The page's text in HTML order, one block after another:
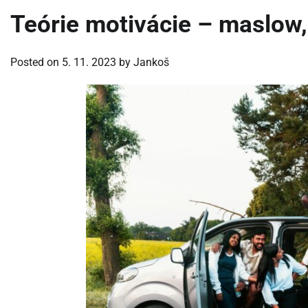
Teórie motivácie –
Posted on 5. 11. 2023 by Jankoš